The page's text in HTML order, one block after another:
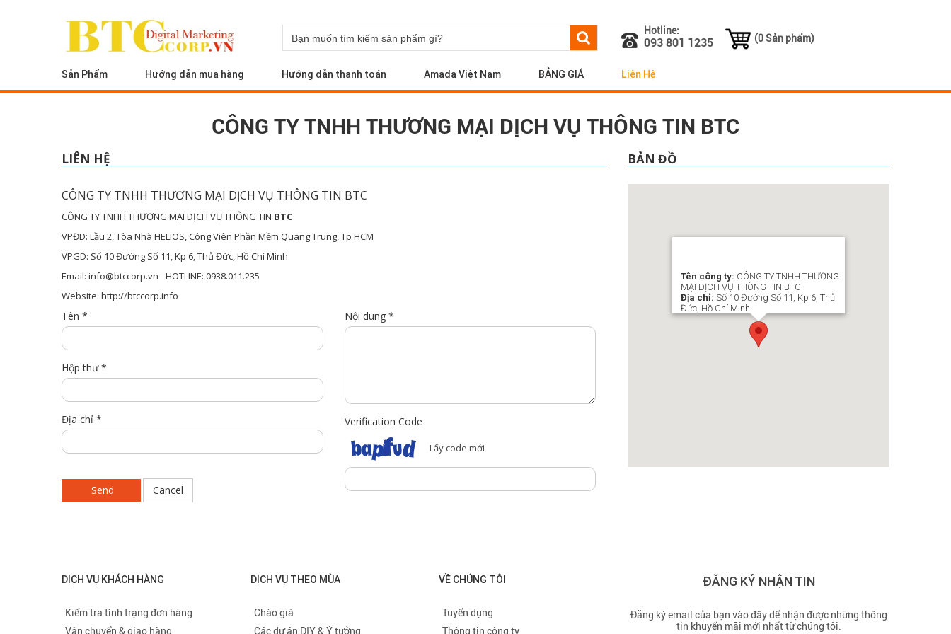
Hotline:
093 801 1235 (0 Sản phẩm)
Sản Phẩm Hướng dẫn mua hàng Hướng dẫn thanh toán Amada Việt Nam BẢNG GIÁ Liên Hệ
CÔNG TY TNHH THƯƠNG MẠI DỊCH VỤ THÔNG TIN BTC
LIÊN HỆ
CÔNG TY TNHH THƯƠNG MẠI DỊCH VỤ THÔNG TIN BTC
CÔNG TY TNHH THƯƠNG MẠI DỊCH VỤ THÔNG TIN BTC
VPĐD: Lầu 2, Tòa Nhà HELIOS, Công Viên Phần Mềm Quang Trung, Tp HCM
VPGD: Số 10 Đường Số 11, Kp 6, Thủ Đức, Hồ Chí Minh
Email: info@btccorp.vn - HOTLINE: 0938.011.235
Website: http://btccorp.info
Tên *
Hộp thư*
Địa chỉ *
Send Cancel
Nội dung *
Verification Code
Lấy code mới
BẢN ĐỒ
Tên công ty: CÔNG TY TNHH THƯƠNG
MẠI DỊCH VỤ THÔNG TIN BTC
Địa chỉ: Số 10 Đường Số 11, Kp 6, Thủ
Đức, Hồ Chí Minh
DỊCH VỤ KHÁCH HÀNG
Kiểm tra tình trạng đơn hàng
Vận chuyển & giao hàng
DỊCH VỤ THEO MÙA
Chào giá
Các dự án DIY & Ý tưởng
VỀ CHÚNG TÔI
Tuyển dụng
Thông tin công ty
ĐĂNG KÝ NHẬN TIN
Đăng ký email của bạn vào đây dể nhận được những thông
tin khuyến mãi mới nhất từ chúng tôi.